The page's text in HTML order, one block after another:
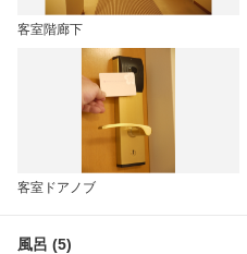
客室階廊下
客室ドアノブ
風呂 (5)